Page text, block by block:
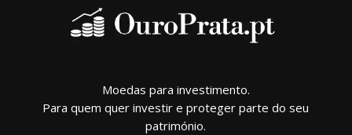
Moedas para investimento.
Para quem quer investir e proteger parte do seu
património.